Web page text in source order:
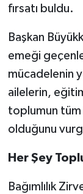
fırsatı buldu.
Başkan
emeği
mücadelenin
ailelerin,
toplumun tüm
olduğunu
Her Şey
Bağımlılık